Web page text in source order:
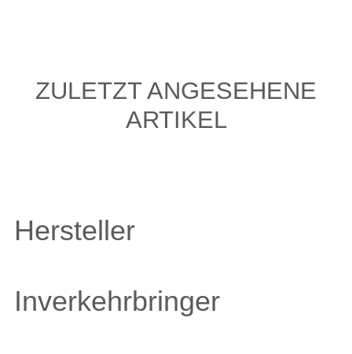
ZULETZT ANGESEHENE
ARTIKEL
Hersteller
Inverkehrbringer